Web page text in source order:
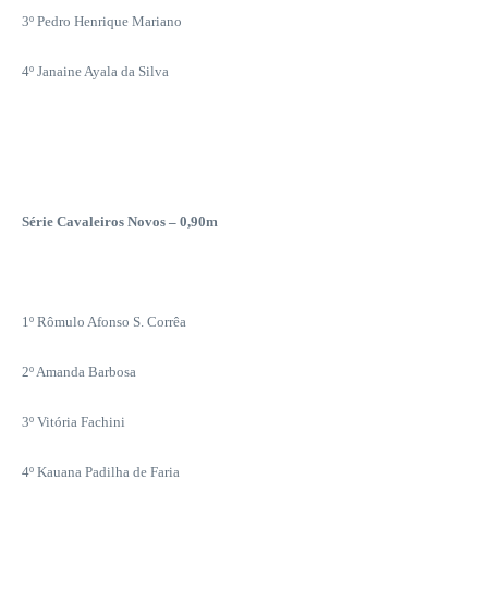
3º Pedro Henrique Mariano
4º Janaine Ayala da Silva
Série Cavaleiros Novos – 0,90m
1º Rômulo Afonso S. Corrêa
2º Amanda Barbosa
3º Vitória Fachini
4º Kauana Padilha de Faria